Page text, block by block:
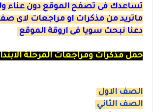
تساعدك فى تصفح الموقع دون عناء
ماتريد من مذكرات او مراجعات لاى
دعنا نبحث سويا فى اروقة الموقع
حمل مذكرات ومراجعات المرحلة
الصف الاول
الصف الثاني